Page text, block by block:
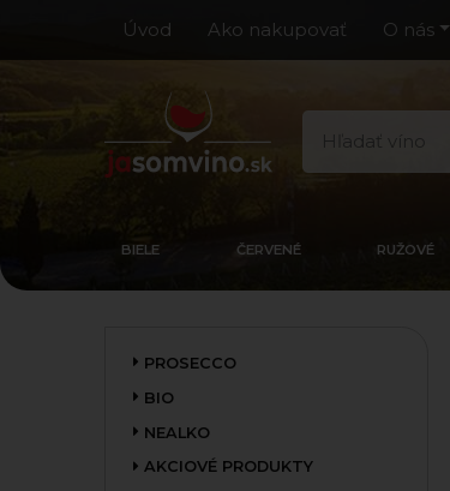
Úvod Ako nakupovať O nás
BIELE ČERVENÉ RUŽOVÉ
PROSECCO
BIO
NEALKO
AKCIOVÉ PRODUKTY